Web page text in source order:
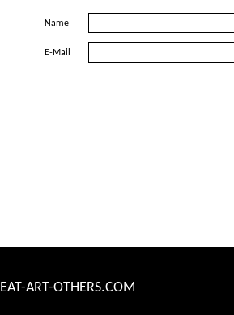
Name
E-Mail
EAT-ART-OTHERS.COM